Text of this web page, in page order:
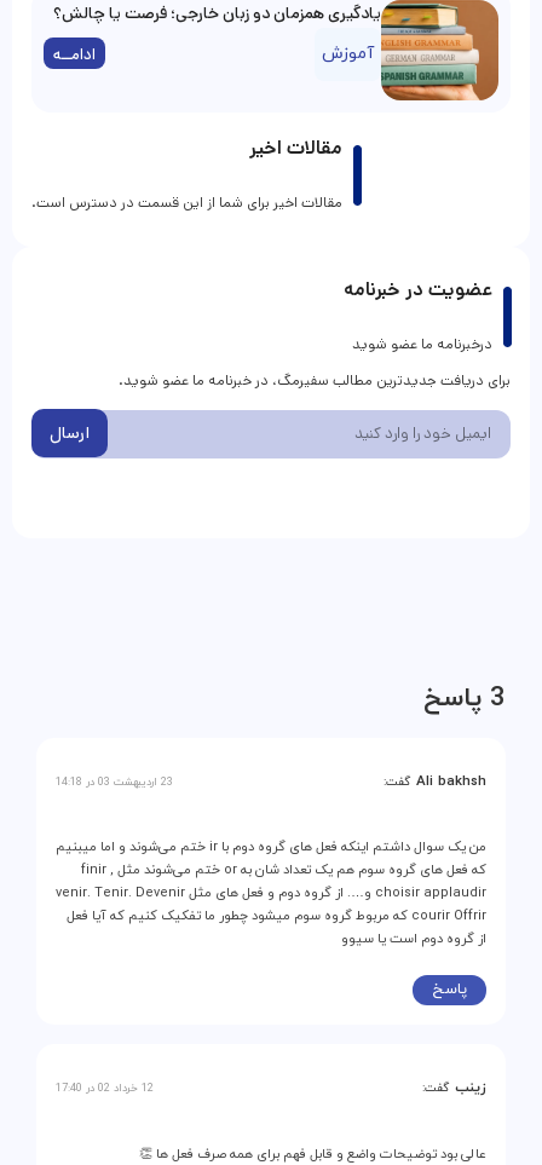
مقالات اخیر
مقالات اخیر برای شما از این قسمت در دسترس است.
یادگیری همزمان دو زبان خارجی؛ فرصت یا چالش؟
آموزش ادامــه
عضویت در خبرنامه
درخبرنامه ما عضو شوید
برای دریافت جدیدترین مطالب سفیرمگ، در خبرنامه ما عضو شوید.
ارسال
3 پاسخ
Ali bakhsh گفت: 23 اردیبهشت 03 در 14:18
من یک سوال داشتم اینکه فعل های گروه دوم با ir ختم می‌شوند و اما میبنیم
که فعل های گروه سوم هم یک تعداد شان به or ختم می‌شوند مثل finir ,
choisir applaudir و…. از گروه دوم و فعل های مثل venir. Tenir. Devenir
courir Offrir که مربوط گروه سوم میشود چطور ما تفکیک کنیم که آیا فعل
از گروه دوم است یا سیوو
پاسخ
زینب گفت: 12 خرداد 02 در 17:40
عالی بود توضیحات واضع و قابل فهم برای همه صرف فعل ها 👏